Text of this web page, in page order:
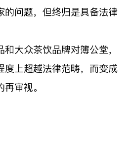
的问题，但终归是具备法律
大众茶饮品牌对簿公堂，
度上超越法律范畴，而变成
审视。